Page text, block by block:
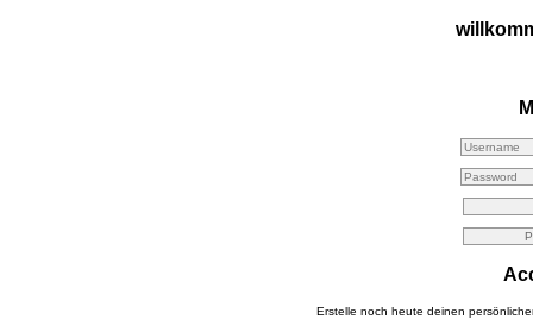
Erstelle noch heute deinen